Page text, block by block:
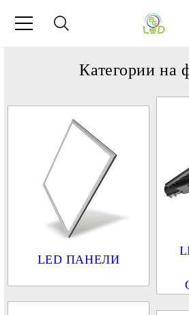
Категории на
LED ПАНЕЛИ